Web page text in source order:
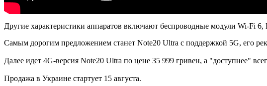
Другие характеристики аппаратов включают беспроводные модули Wi-
Самым дорогим предложением станет Note20 Ultra с поддержкой 5G, его
Далее идет 4G-версия Note20 Ultra по цене 35 999 гривен, а "доступнее"
Продажа в Украине стартует 15 августа.